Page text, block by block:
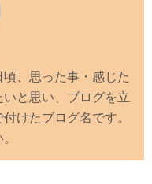
、思った事・感じた
と思い、ブログを立
けたブログ名です。